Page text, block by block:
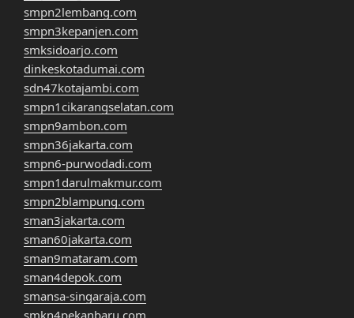
smpn2lembang.com
smpn3kepanjen.com
smksidoarjo.com
dinkeskotadumai.com
sdn47kotajambi.com
smpn1cikarangselatan.com
smpn9ambon.com
smpn36jakarta.com
smpn6-purwodadi.com
smpn1darulmakmur.com
smpn2blampung.com
sman3jakarta.com
sman60jakarta.com
sman9mataram.com
sman4depok.com
smansa-singaraja.com